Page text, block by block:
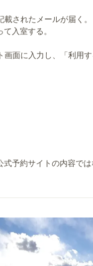
されたメールが届く。
入室する。
面に入力し、「利用す
予約サイトの内容で